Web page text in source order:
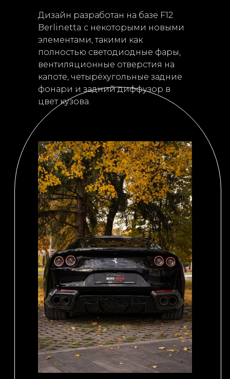
Дизайн разработан на базе F12
Berlinetta с некоторыми новыми
элементами, такими как
полностью светодиодные фары,
вентиляционные отверстия на
капоте, четырёхугольные задние
фонари и задний диффузор в
цвет кузова.